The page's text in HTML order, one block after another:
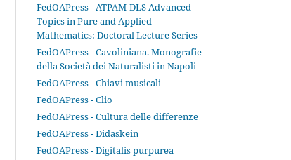
FedOAPress - ATPAM-DLS Advanced
Topics in Pure and Applied
Mathematics: Doctoral Lecture Series
FedOAPress - Cavoliniana. Monografie
della Società dei Naturalisti in Napoli
FedOAPress - Chiavi musicali
FedOAPress - Clio
FedOAPress - Cultura delle differenze
FedOAPress - Didaskein
FedOAPress - Digitalis purpurea